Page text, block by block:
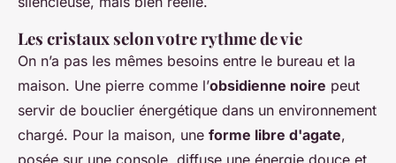
Les cristaux selon votre rythme de vie
On n’a pas les mêmes besoins entre le bureau et la
maison. Une pierre comme l’obsidienne noire peut
servir de bouclier énergétique dans un environnement
chargé. Pour la maison, une forme libre d'agate,